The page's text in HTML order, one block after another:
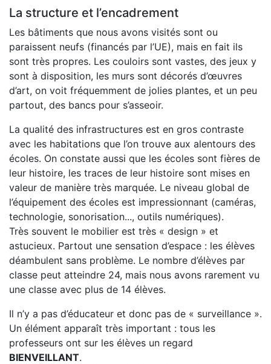
La structure et l’encadrement
Les bâtiments que nous avons visités sont ou
paraissent neufs (financés par l’UE), mais en fait ils
sont très propres. Les couloirs sont vastes, des jeux y
sont à disposition, les murs sont décorés d’œuvres
d’art, on voit fréquemment de jolies plantes, et un peu
partout, des bancs pour s’asseoir.
La qualité des infrastructures est en gros contraste
avec les habitations que l’on trouve aux alentours des
écoles. On constate aussi que les écoles sont fières de
leur histoire, les traces de leur histoire sont mises en
valeur de manière très marquée. Le niveau global de
l’équipement des écoles est impressionnant (caméras,
technologie, sonorisation..., outils numériques).
Très souvent le mobilier est très « design » et
astucieux. Partout une sensation d’espace : les élèves
déambulent sans problème. Le nombre d’élèves par
classe peut atteindre 24, mais nous avons rarement vu
une classe avec plus de 14 élèves.
Il n’y a pas d’éducateur et donc pas de « surveillance ».
Un élément apparaît très important : tous les
professeurs ont sur les élèves un regard
BIENVEILLANT.